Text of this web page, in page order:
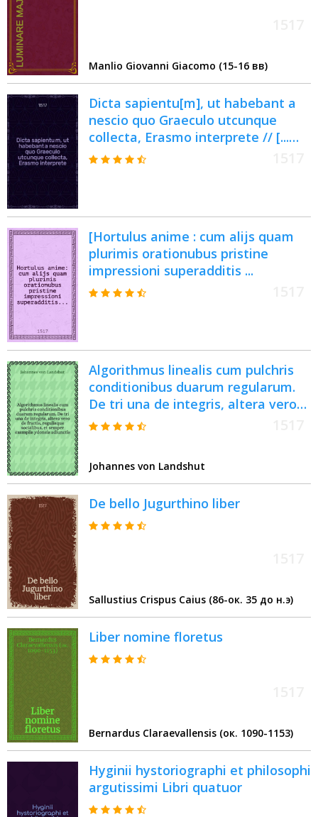
Manlio Giovanni Giacomo (15-16 вв)
Dicta sapientu[m], ut habebant a
nescio quo Graeculo utcunque
collecta, Erasmo interprete // [...
Precepta moralia ...]
[Hortulus anime : cum alijs quam
plurimis orationubus pristine
impressioni superadditis ...
Algorithmus linealis cum pulchris
conditionibus duarum regularum.
De tri una de integris, altera vero
de fractis, regulisque socialibus, et
editus non minus litteris eruditus
atque mercatoribus utilis et
maxime incipientibus
Johannes von Landshut
De bello Jugurthino liber
Sallustius Crispus Caius (86-ок. 35 до н.э)
Liber nomine floretus
Bernardus Claraevallensis (ок. 1090-1153)
Hyginii hystoriographi et philosophi
argutissimi Libri quatuor